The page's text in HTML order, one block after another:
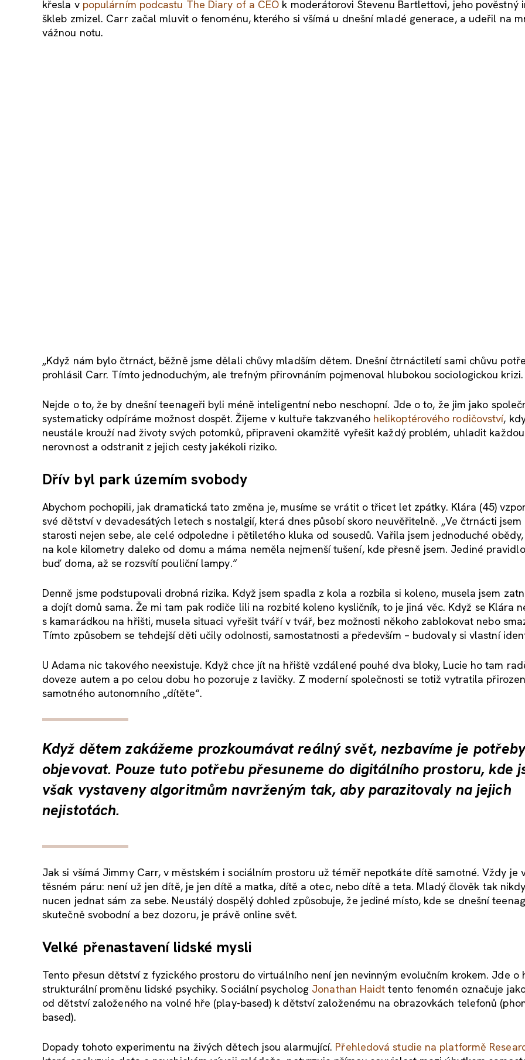
křesla v populárním podcastu The Diary of a CEO k moderátorovi Stevenu Bartlettovi, jeho pověstný
škleb zmizel. Carr začal mluvit o fenoménu, kterého si všímá u dnešní mladé generace, a udeřil na
vážnou notu.
„Když nám bylo čtrnáct, běžně jsme dělali chůvy mladším dětem. Dnešní čtrnáctiletí sami chůvu
prohlásil Carr. Tímto jednoduchým, ale trefným přirovnáním pojmenoval hlubokou sociologickou krizi.
Nejde o to, že by dnešní teenageři byli méně inteligentní nebo neschopní. Jde o to, že jim jako
systematicky odpíráme možnost dospět. Žijeme v kultuře takzvaného helikoptérového rodičovství,
neustále krouží nad životy svých potomků, připraveni okamžitě vyřešit každý problém, uhladit každou
nerovnost a odstranit z jejich cesty jakékoli riziko.
Dřív byl park územím svobody
Abychom pochopili, jak dramatická tato změna je, musíme se vrátit o třicet let zpátky. Klára (45)
své dětství v devadesátých letech s nostalgií, která dnes působí skoro neuvěřitelně. „Ve čtrnácti jsem
starosti nejen sebe, ale celé odpoledne i pětiletého kluka od sousedů. Vařila jsem jednoduché
na kole kilometry daleko od domu a máma neměla nejmenší tušení, kde přesně jsem. Jediné
buď doma, až se rozsvítí pouliční lampy.“
Denně jsme podstupovali drobná rizika. Když jsem spadla z kola a rozbila si koleno, musela jsem
a dojít domů sama. Že mi tam pak rodiče lili na rozbité koleno kysličník, to je jiná věc. Když se Klára
s kamarádkou na hřišti, musela situaci vyřešit tváří v tvář, bez možnosti někoho zablokovat nebo
Tímto způsobem se tehdejší děti učily odolnosti, samostatnosti a především – budovaly si vlastní
U Adama nic takového neexistuje. Když chce jít na hřiště vzdálené pouhé dva bloky, Lucie ho tam
doveze autem a po celou dobu ho pozoruje z lavičky. Z moderní společnosti se totiž vytratila
samotného autonomního „dítěte“.
Když dětem zakážeme prozkoumávat reálný svět, nezbavíme je
objevovat. Pouze tuto potřebu přesuneme do digitálního prostoru, kde
však vystaveny algoritmům navrženým tak, aby parazitovaly na jejich
nejistotách.
Jak si všímá Jimmy Carr, v městském i sociálním prostoru už téměř nepotkáte dítě samotné. Vždy je
těsném páru: není už jen dítě, je jen dítě a matka, dítě a otec, nebo dítě a teta. Mladý člověk tak
nucen jednat sám za sebe. Neustálý dospělý dohled způsobuje, že jediné místo, kde se dnešní
skutečně svobodní a bez dozoru, je právě online svět.
Velké přenastavení lidské mysli
Tento přesun dětství z fyzického prostoru do virtuálního není jen nevinným evolučním krokem. Jde o
strukturální proměnu lidské psychiky. Sociální psycholog Jonathan Haidt tento fenomén označuje
od dětství založeného na volné hře (play-based) k dětství založenému na obrazovkách telefonů
based).
Dopady tohoto experimentu na živých dětech jsou alarmující. Přehledová studie na platformě